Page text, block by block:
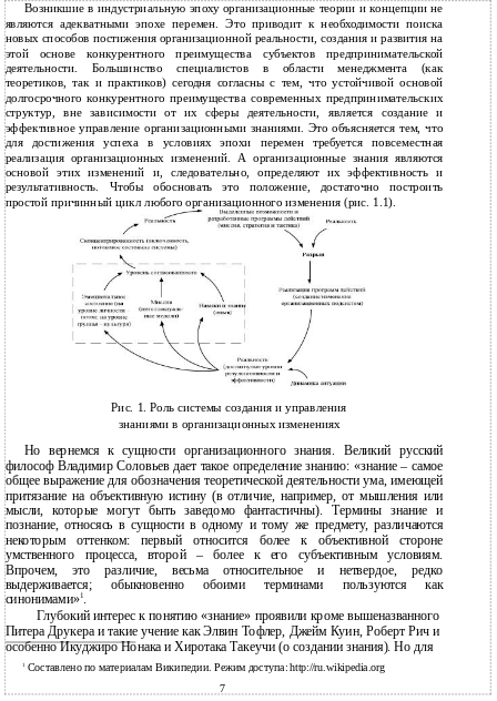
Возникшие в индустриальную эпоху организационные теории и концепции не
являются адекватными эпохе перемен. Это приводит к необходимости поиска
новых способов постижения организационной реальности, создания и развития на
этой основе конкурентного преимущества субъектов предпринимательской
деятельности. Большинство специалистов в области менеджмента (как
теоретиков, так и практиков) сегодня согласны с тем, что устойчивой основой
долгосрочного конкурентного преимущества современных предпринимательских
структур, вне зависимости от их сферы деятельности, является создание и
эффективное управление организационными знаниями. Это объясняется тем, что
для достижения успеха в условиях эпохи перемен требуется повсеместная
реализация организационных изменений. А организационные знания являются
основой этих изменений и, следовательно, определяют их эффективность и
результативность. Чтобы обосновать это положение, достаточно построить
простой причинный цикл любого организационного изменения (рис. 1.1).
Рис. 1. Роль системы создания и управления
знаниями в организационных изменениях
Но вернемся к сущности организационного знания. Великий русский
философ Владимир Соловьев дает такое определение знанию: «знание – самое
общее выражение для обозначения теоретической деятельности ума, имеющей
притязание на объективную истину (в отличие, например, от мышления или
мысли, которые могут быть заведомо фантастичны). Термины знание и
познание, относясь в сущности в одному и тому же предмету, различаются
некоторым оттенком: первый относится более к объективной стороне
умственного процесса, второй – более к его субъективным условиям.
Впрочем, это различие, весьма относительное и нетвердое, редко
выдерживается; обыкновенно обоими терминами пользуются как
синонимами»1.
Глубокий интерес к понятию «знание» проявили кроме вышеназванного
Питера Друкера и такие учение как Элвин Тофлер, Джейм Куин, Роберт Рич и
особенно Икуджиро Нонака и Хиротака Такеучи (о создании знания). Но для
1 Составлено по материалам Википедии. Режим доступа: http://ru.wikipedia.org
7